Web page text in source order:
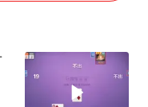
赛宋蓬逝世